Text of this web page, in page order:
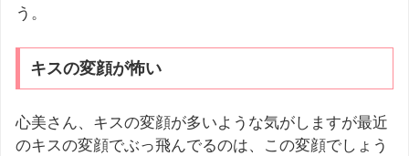
う。
キスの変顔が怖い
心美さん、キスの変顔が多いような気がしますが最近
のキスの変顔でぶっ飛んでるのは、この変顔でしょう